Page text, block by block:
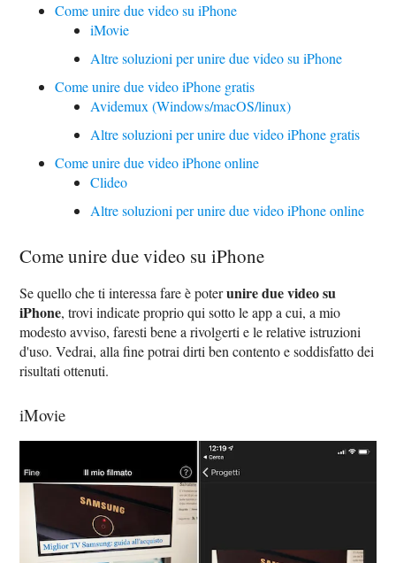
Come unire due video su iPhone
iMovie
Altre soluzioni per unire due video su iPhone
Come unire due video iPhone gratis
Avidemux (Windows/macOS/linux)
Altre soluzioni per unire due video iPhone gratis
Come unire due video iPhone online
Clideo
Altre soluzioni per unire due video iPhone online
Come unire due video su iPhone
Se quello che ti interessa fare è poterunire due video su
iPhone, trovi indicate proprio qui sotto le app a cui, a mio
modesto avviso, faresti bene a rivolgerti e le relative istruzioni
d'uso. Vedrai, alla fine potrai dirti ben contento e soddisfatto dei
risultati ottenuti.
iMovie